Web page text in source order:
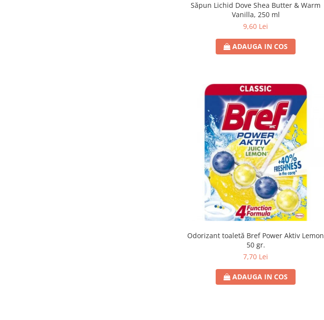
Săpun Lichid Dove Shea Butter & Warm
Vanilla, 250 ml
9,60 Lei
ADAUGA IN COS
Odorizant toaletă Bref Power Aktiv Lemon
50 gr.
7,70 Lei
ADAUGA IN COS